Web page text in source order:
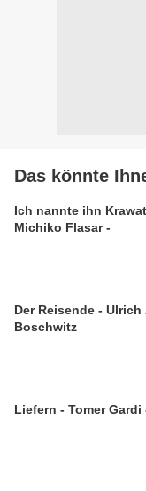
Das könnte
Ich nannte ihn
Michiko Flasar -
Der Reisende - Ulrich
Boschwitz
Liefern - Tomer Gardi